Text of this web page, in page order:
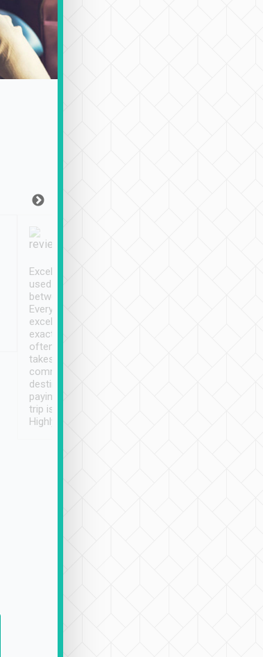
Excellent service. We have
used Tripool to travel
between cities in Taiwan.
Every driver has been
excellent and arrives
exactly on time. As there is
often limited English it
takes the difficulty out of
communicating the
destination details and
paying online prior to the
trip is very convenient.
Highly recommended